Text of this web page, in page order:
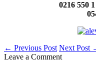
0216 550
← Previous Post Next Post
Leave a Comment